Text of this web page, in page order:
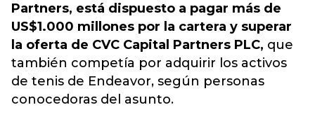
Partners, está dispuesto a pagar más de
US$1.000 millones por la cartera y superar
la oferta de CVC Capital Partners PLC, que
también competía por adquirir los activos
de tenis de Endeavor, según personas
conocedoras del asunto.